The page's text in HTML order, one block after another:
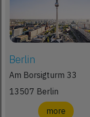
Berlin
Am Borsigturm 33
13507 Berlin
more